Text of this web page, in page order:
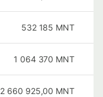
532 185 MNT
1 064 370 MNT
2 660 925,00 MNT